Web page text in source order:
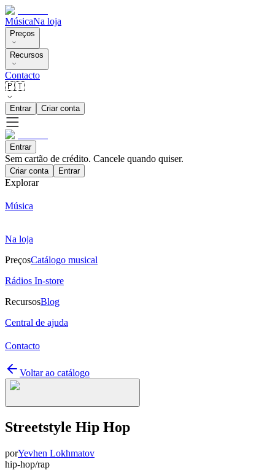
MúsicaNa loja
Preços
Recursos
Contacto
🇵🇹
Entrar Criar conta
Entrar
Sem cartão de crédito. Cancele quando quiser.
Criar conta Entrar
Explorar
Música
Na loja
PreçosCatálogo musical
Rádios In-store
RecursosBlog
Central de ajuda
Contacto
Voltar ao catálogo
Streetstyle Hip Hop
porYevhen Lokhmatov
hip-hop/rap